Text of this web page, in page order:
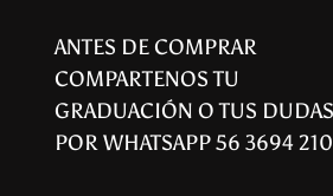
ANTES DE COMPRAR
COMPARTENOS TU
GRADUACIÓN O TUS DUDAS
POR WHATSAPP 56 3694